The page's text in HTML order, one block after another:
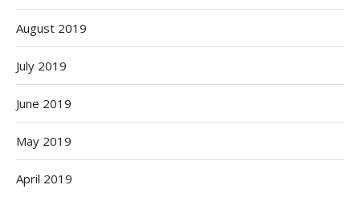
August 2019
July 2019
June 2019
May 2019
April 2019